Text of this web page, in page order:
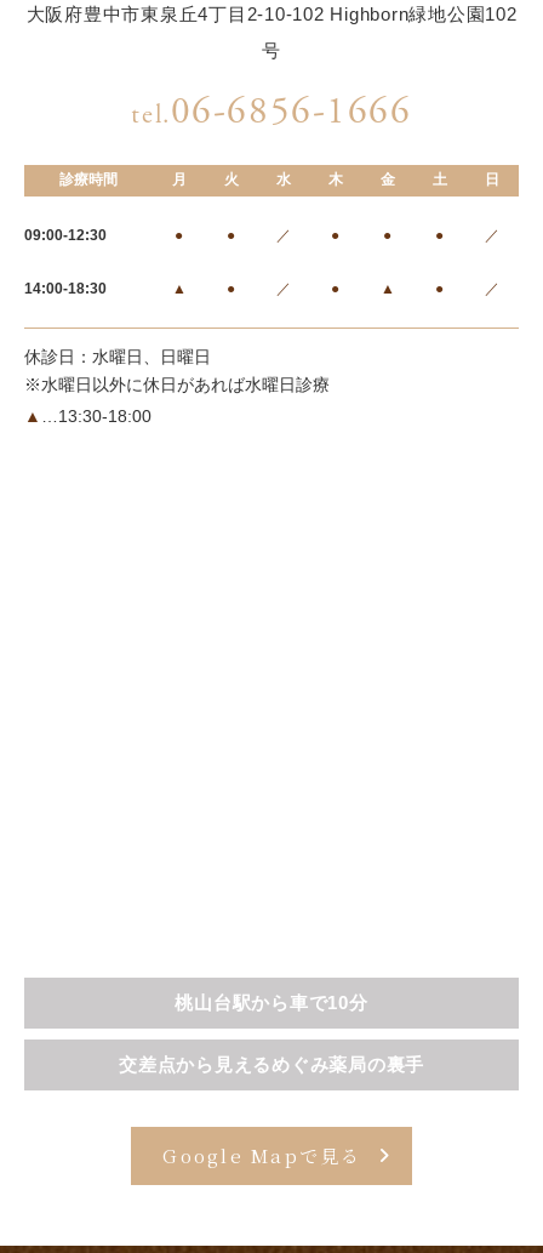
大阪府豊中市東泉丘4丁目2-10-102 Highborn緑地公園102
号
tel.06-6856-1666
診療時間 月 火 水 木 金 土 日
09:00-12:30 ● ● ／ ● ● ● ／
14:00-18:30 ▲ ● ／ ● ▲ ● ／
休診日：水曜日、日曜日
※水曜日以外に休日があれば水曜日診療
▲
…13:30-18:00
桃山台駅から車で10分
交差点から見えるめぐみ薬局の裏手
Google Mapで見る